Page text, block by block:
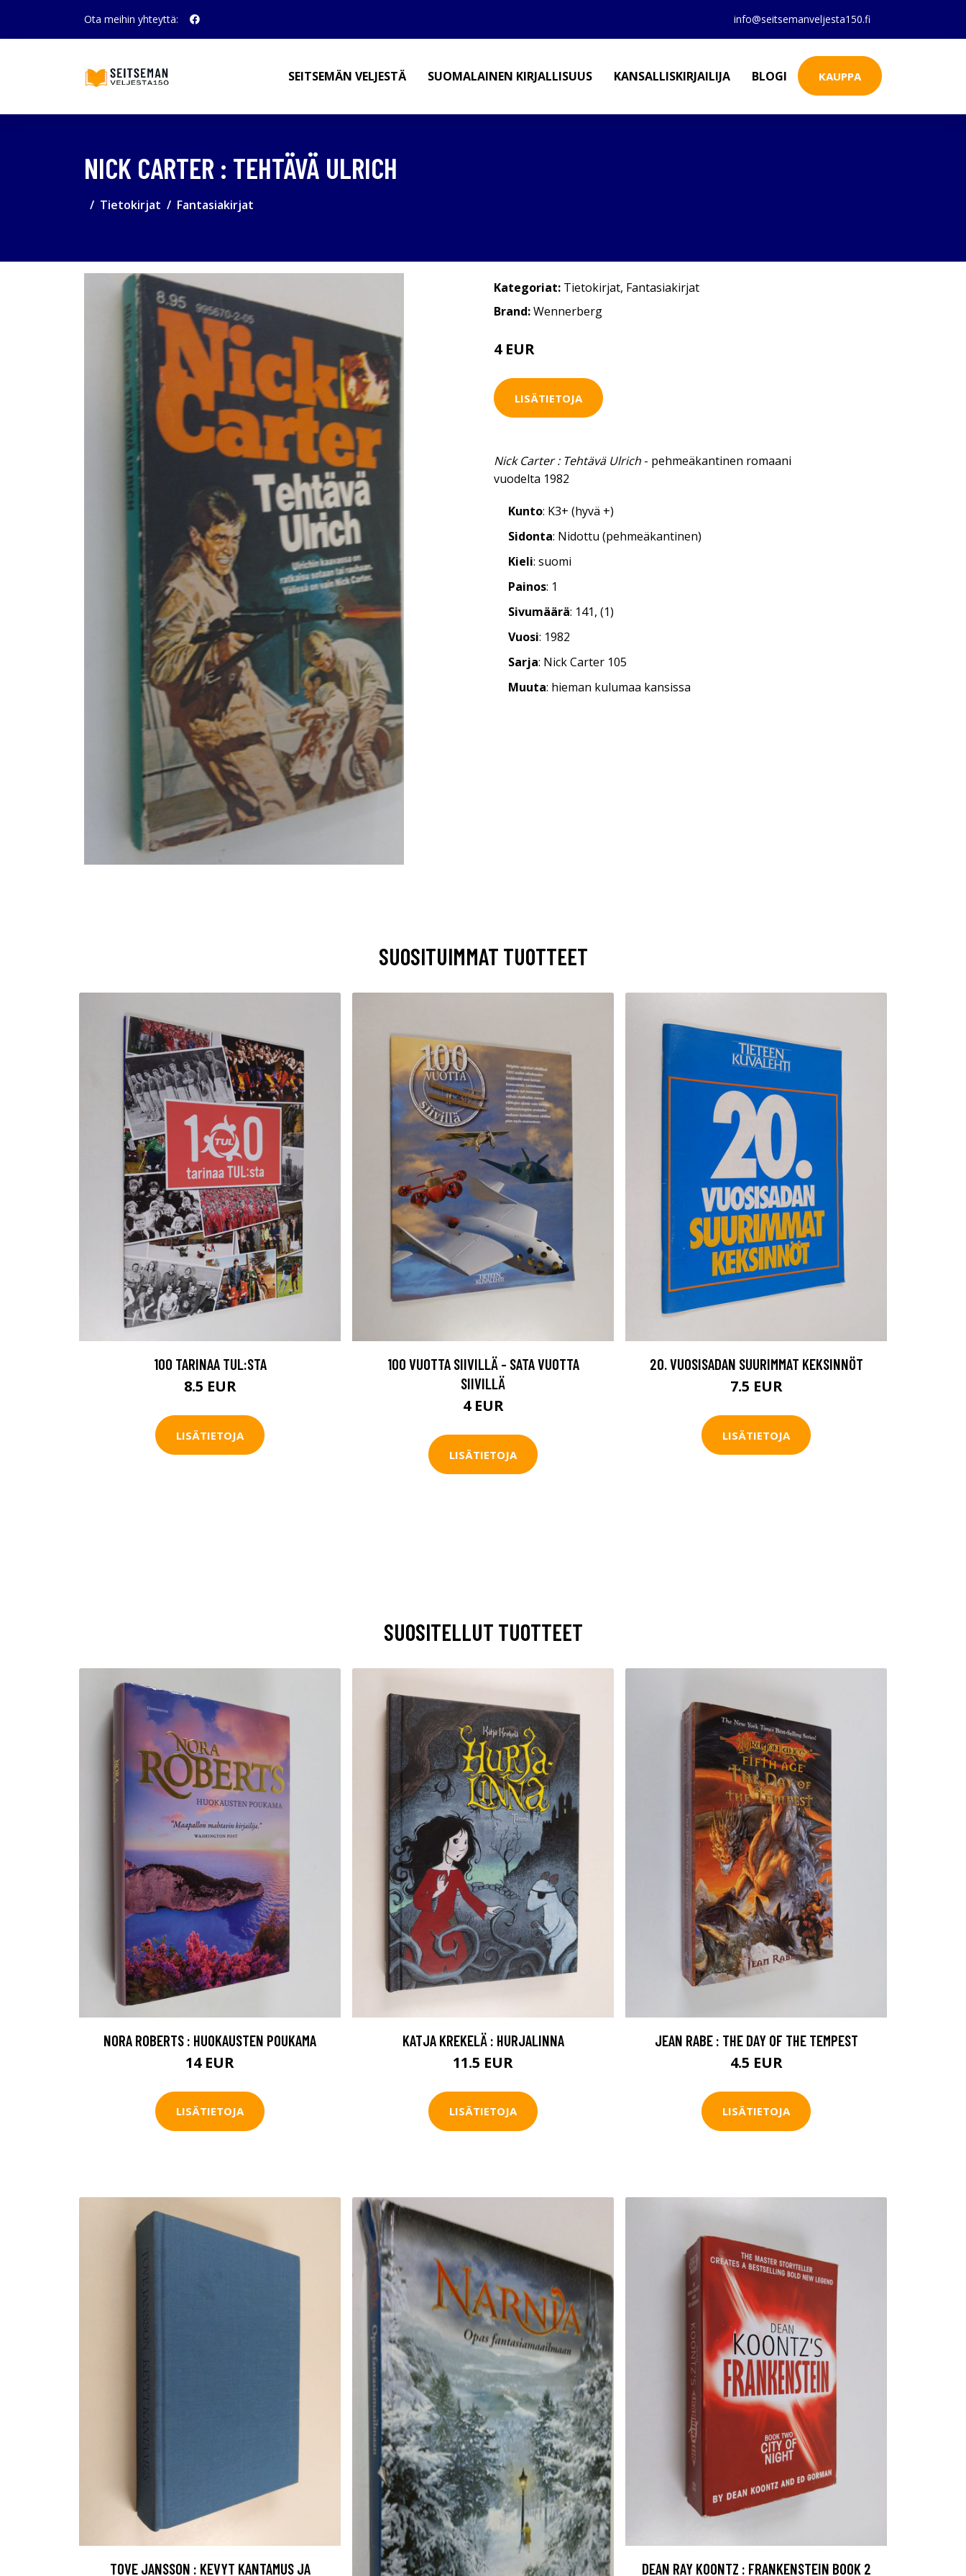
Ota meihin yhteyttä: info@seitsemanveljesta150.fi
SEITSEMÄN VELJESTÄ SUOMALAINEN KIRJALLISUUS KANSALLISKIRJAILIJA BLOGI KAUPPA
NICK CARTER : TEHTÄVÄ ULRICH
Tietokirjat Fantasiakirjat
Kategoriat: Tietokirjat, Fantasiakirjat
Brand:Wennerberg
4 EUR
LISÄTIETOJA
Nick Carter : Tehtävä Ulrich - pehmeäkantinen romaani
vuodelta 1982
Kunto: K3+ (hyvä +)
Sidonta: Nidottu (pehmeäkantinen)
Kieli: suomi
Painos: 1
Sivumäärä: 141, (1)
Vuosi: 1982
Sarja: Nick Carter 105
Muuta: hieman kulumaa kansissa
SUOSITUIMMAT TUOTTEET
100 TARINAA TUL:STA
8.5 EUR
LISÄTIETOJA
100 VUOTTA SIIVILLÄ - SATA VUOTTA
SIIVILLÄ
4 EUR
LISÄTIETOJA
20. VUOSISADAN SUURIMMAT KEKSINNÖT
7.5 EUR
LISÄTIETOJA
SUOSITELLUT TUOTTEET
NORA ROBERTS : HUOKAUSTEN POUKAMA
14 EUR
LISÄTIETOJA
KATJA KREKELÄ : HURJALINNA
11.5 EUR
LISÄTIETOJA
JEAN RABE : THE DAY OF THE TEMPEST
4.5 EUR
LISÄTIETOJA
TOVE JANSSON : KEVYT KANTAMUS JA DEAN RAY KOONTZ : FRANKENSTEIN BOOK 2